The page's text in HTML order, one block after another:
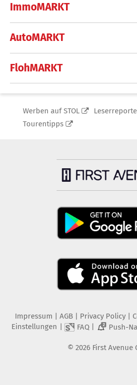
ImmoMARKT
AutoMARKT
FlohMARKT
Werben auf STOL
Tourentipps
Impressum AGB Privacy Policy|
Einstellungen
FAQ| 2 Push-
© 2026 First Avenue